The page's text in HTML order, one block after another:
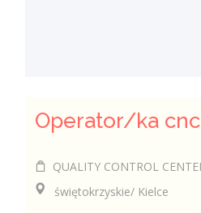
Operator/ka
QUALITY CONTROL CENTER SPÓŁKA Z
świętokrzyskie/ Kielce